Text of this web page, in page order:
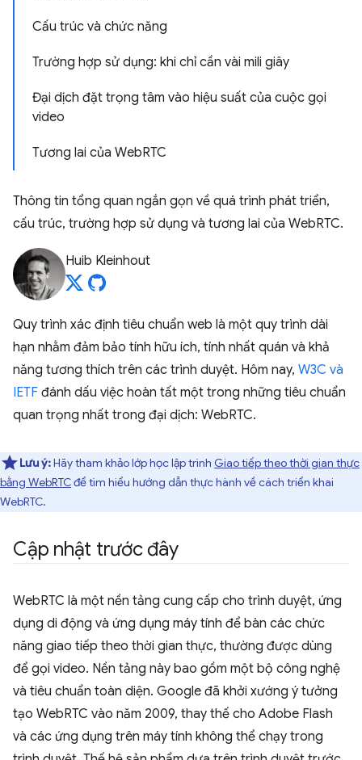
Cấu trúc và chức năng
Trường hợp sử dụng: khi chỉ cần vài mili giây
Đại dịch đặt trọng tâm vào hiệu suất của cuộc gọi
video
Tương lai của WebRTC
Thông tin tổng quan ngắn gọn về quá trình phát triển,
cấu trúc, trường hợp sử dụng và tương lai của WebRTC.
Huib Kleinhout
Quy trình xác định tiêu chuẩn web là một quy trình dài
hạn nhằm đảm bảo tính hữu ích, tính nhất quán và khả
năng tương thích trên các trình duyệt. Hôm nay, W3C và
IETF đánh dấu việc hoàn tất một trong những tiêu chuẩn
quan trọng nhất trong đại dịch: WebRTC.
Lưu ý:Hãy tham khảo lớp học lập trình Giao tiếp theo thời gian thực
bằng WebRTCđể tìm hiểu hướng dẫn thực hành về cách triển khai
WebRTC.
Cập nhật trước đây
WebRTC là một nền tảng cung cấp cho trình duyệt, ứng
dụng di động và ứng dụng máy tính để bàn các chức
năng giao tiếp theo thời gian thực, thường được dùng
để gọi video. Nền tảng này bao gồm một bộ công nghệ
và tiêu chuẩn toàn diện. Google đã khởi xướng ý tưởng
tạo WebRTC vào năm 2009, thay thế cho Adobe Flash
và các ứng dụng trên máy tính không thể chạy trong